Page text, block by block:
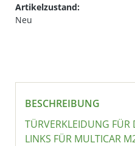
Artikelzustand:
Neu
BESCHREIBUNG
TÜRVERKLEIDUNG FÜR
LINKS FÜR MULTICAR